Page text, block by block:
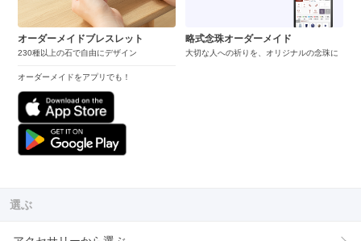
オーダーメイドブレスレット
230種以上の石で自由にデザイン
オーダーメイドをアプリでも！
略式念珠オーダーメイド
大切な人への祈りを、オリジナルの念珠に
選ぶ